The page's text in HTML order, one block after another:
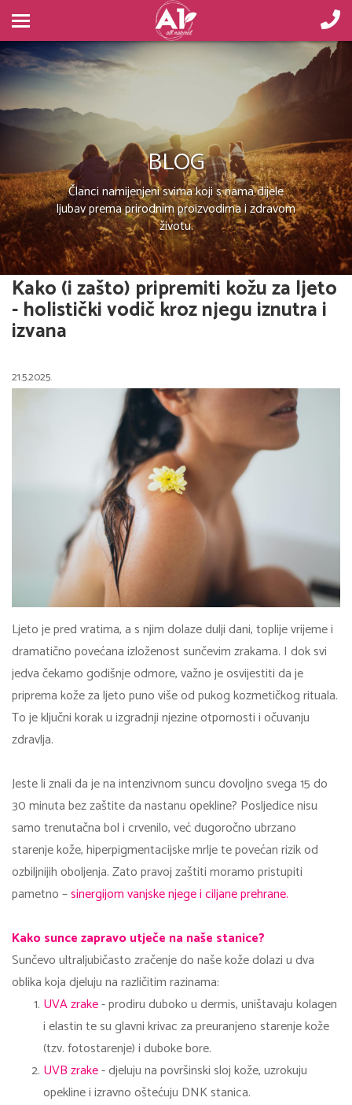
BLOG
Članci namijenjeni svima koji s nama dijele
ljubav prema prirodnim proizvodima i zdravom
životu.
Kako (i zašto) pripremiti kožu za ljeto
- holistički vodič kroz njegu iznutra i
izvana
21.5.2025.
Ljeto je pred vratima, a s njim dolaze dulji dani, toplije vrijeme i
dramatično povećana izloženost sunčevim zrakama. I dok svi
jedva čekamo godišnje odmore, važno je osvijestiti da je
priprema kože za ljeto puno više od pukog kozmetičkog rituala.
To je ključni korak u izgradnji njezine otpornosti i očuvanju
zdravlja.
Jeste li znali da je na intenzivnom suncu dovoljno svega 15 do
30 minuta bez zaštite da nastanu opekline? Posljedice nisu
samo trenutačna bol i crvenilo, već dugoročno ubrzano
starenje kože, hiperpigmentacijske mrlje te povećan rizik od
ozbiljnijih oboljenja. Zato pravoj zaštiti moramo pristupiti
pametno –sinergijom vanjske njege i ciljane prehrane.
Kako sunce zapravo utječe na naše stanice?
Sunčevo ultraljubičasto zračenje do naše kože dolazi u dva
oblika koja djeluju na različitim razinama:
UVA zrake- prodiru duboko u dermis, uništavaju kolagen
i elastin te su glavni krivac za preuranjeno starenje kože
(tzv. fotostarenje) i duboke bore.
UVB zrake- djeluju na površinski sloj kože, uzrokuju
opekline i izravno oštećuju DNK stanica.